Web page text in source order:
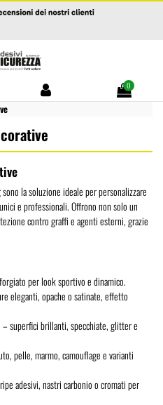
0
sono la soluzione ideale per personalizzare
e professionali. Offrono non solo un
contro graffi e agenti esterni, grazie
per look sportivo e dinamico.
eleganti, opache o satinate, effetto
– superfici brillanti, specchiate, glitter e
pelle, marmo, camouflage e varianti
adesivi, nastri carbonio o cromati per